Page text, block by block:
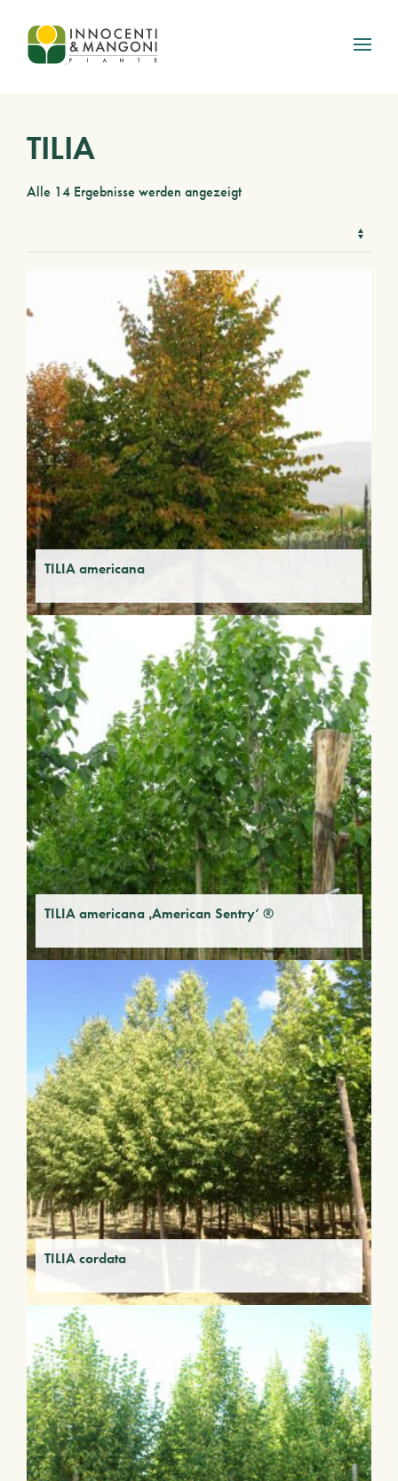
Skip to main content
TILIA
Alle 14 Ergebnisse werden angezeigt
TILIA americana
TILIA americana ‚American Sentry‘ ®
TILIA cordata